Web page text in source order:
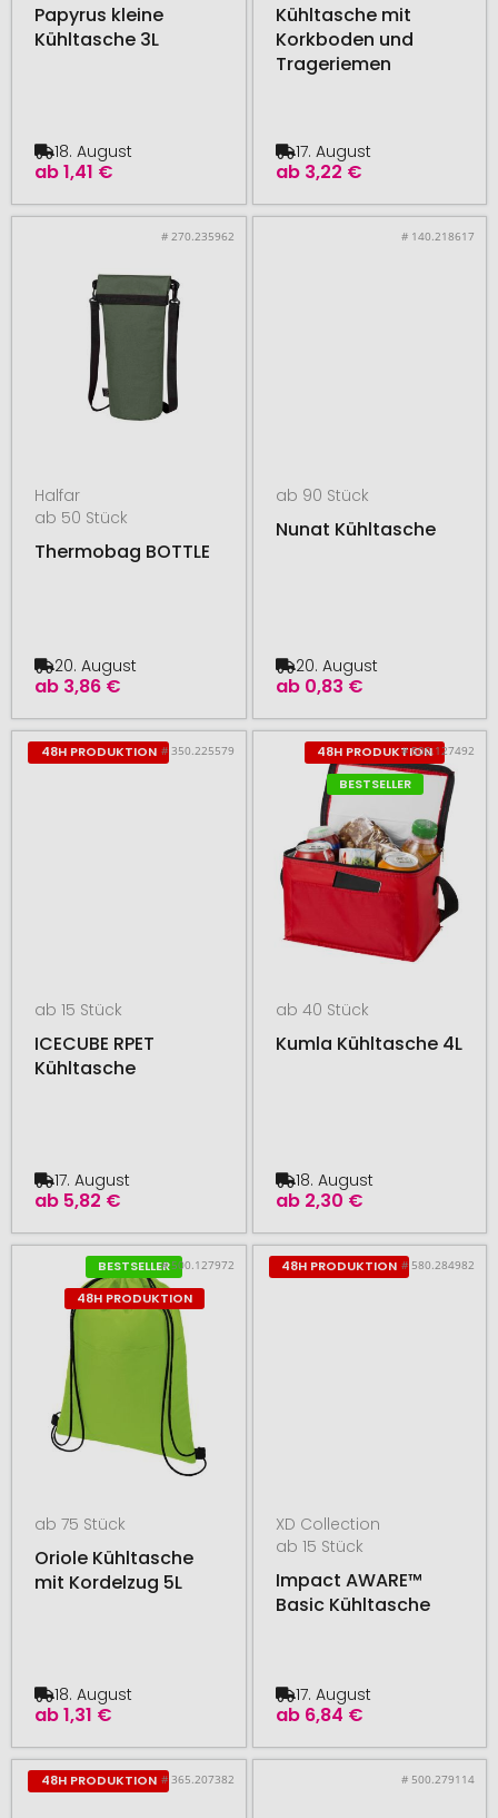
Papyrus kleine
Kühltasche 3L
ab1,41 €
18. August
Kühltasche mit
Korkboden und
Trageriemen
ab 3,22 €
17. August
# 270.235962
Halfar
ab 50 Stück
Thermobag BOTTLE
ab 3,86 €
20. August
# 140.218617
ab 90 Stück
Nunat Kühltasche
ab 0,83 €
20. August
48H PRODUKTION # 350.225579
ab 15 Stück
ICECUBE RPET
Kühltasche
ab 5,82 €
17. August
48H PRODUKTION
BESTSELLER
# 500.127492
ab 40 Stück
Kumla Kühltasche 4L
ab 2,30 €
18. August
BESTSELLER
48H PRODUKTION
# 500.127972
ab 75 Stück
Oriole Kühltasche
mit Kordelzug 5L
ab1,31 €
18. August
48H PRODUKTION # 580.284982
XD Collection
ab 15 Stück
Impact AWARE™
Basic Kühltasche
ab 6,84 €
17. August
48H PRODUKTION # 365.207382 # 500.279114